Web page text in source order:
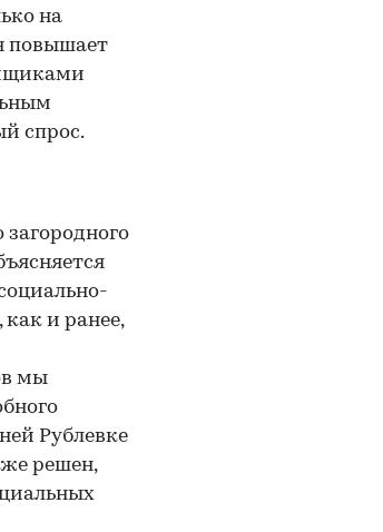
на
повышает
спрос.
и ранее,
мы
Рублевке
решен,